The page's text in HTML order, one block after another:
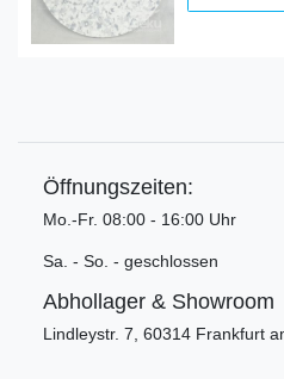
Öffnungszeiten:
Mo.-Fr. 08:00 - 16:00 Uhr
Sa. - So. - geschlossen
Abhollager & Showroom
Lindleystr. 7, 60314 Frankfurt